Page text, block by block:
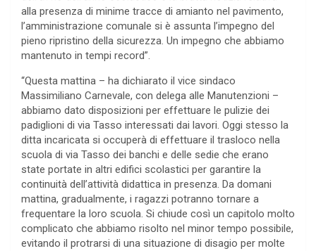
alla presenza di minime tracce di amianto nel pavimento,
l’amministrazione comunale si è assunta l’impegno del
pieno ripristino della sicurezza. Un impegno che abbiamo
mantenuto in tempi record”.
“Questa mattina – ha dichiarato il vice sindaco
Massimiliano Carnevale, con delega alle Manutenzioni –
abbiamo dato disposizioni per effettuare le pulizie dei
padiglioni di via Tasso interessati dai lavori. Oggi stesso la
ditta incaricata si occuperà di effettuare il trasloco nella
scuola di via Tasso dei banchi e delle sedie che erano
state portate in altri edifici scolastici per garantire la
continuità dell’attività didattica in presenza. Da domani
mattina, gradualmente, i ragazzi potranno tornare a
frequentare la loro scuola. Si chiude così un capitolo molto
complicato che abbiamo risolto nel minor tempo possibile,
evitando il protrarsi di una situazione di disagio per molte